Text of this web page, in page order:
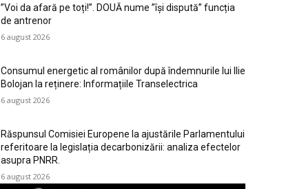
”Voi da afară pe toți!”. DOUĂ nume ”își dispută” funcția
de antrenor
6 august 2026
Consumul energetic al românilor după îndemnurile lui Ilie
Bolojan la reținere: Informațiile Transelectrica
6 august 2026
Răspunsul Comisiei Europene la ajustările Parlamentului
referitoare la legislația decarbonizării: analiza efectelor
asupra PNRR.
6 august 2026